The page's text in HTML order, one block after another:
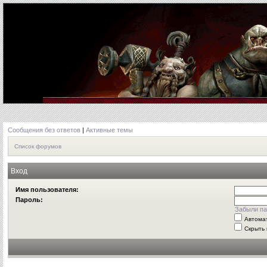
Сообщения без ответов | Активные темы
Список форумов
Вход
Имя пользователя:
Пароль:
Забыли
Скрыть